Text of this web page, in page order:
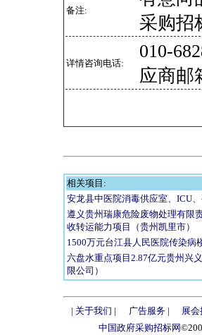
备注:
采购招
详情咨询电话:
010-
应商邮
相关项目:
安龙县中医院消毒供应室、ICU
遵义贵州瑞康危险废物处理有限
收转运能力项目（贵州凯里市）
1500万元台江县人民医院传染病
六盘水重点项目2.87亿元贵州兴
限公司）
| 关于我们 | 广告服务| 展
中国政府采购招标网